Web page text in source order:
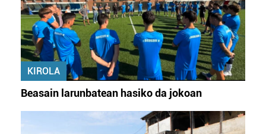
KIROLA
Beasain larunbatean hasiko da jokoan